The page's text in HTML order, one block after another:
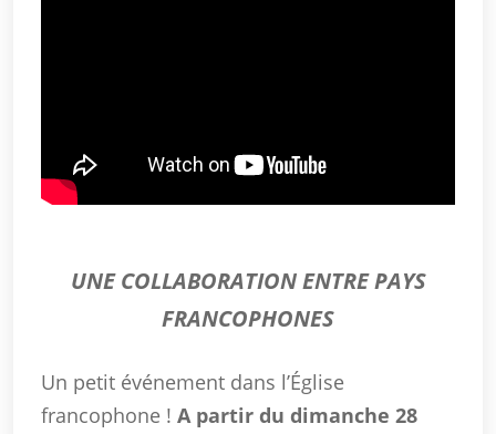
UNE COLLABORATION ENTRE PAYS
FRANCOPHONES
Un petit événement dans l’Église
francophone ! A partir du dimanche 28